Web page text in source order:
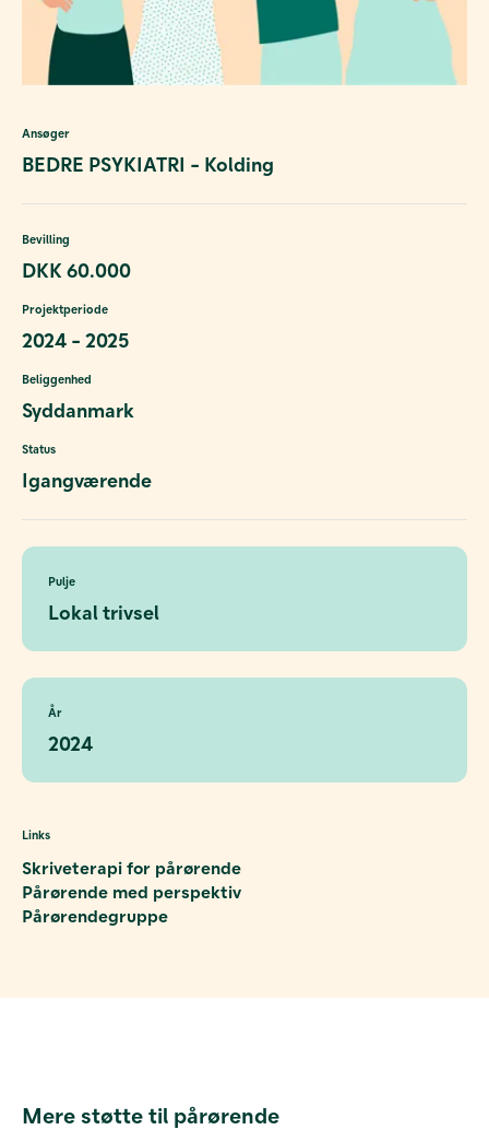
Ansøger
BEDRE PSYKIATRI - Kolding
Bevilling
DKK 60.000
Projektperiode
2024 - 2025
Beliggenhed
Syddanmark
Status
Igangværende
Pulje
Lokal trivsel
År
2024
Links
Skriveterapi for pårørende
Pårørende med perspektiv
Pårørendegruppe
Mere støtte til pårørende